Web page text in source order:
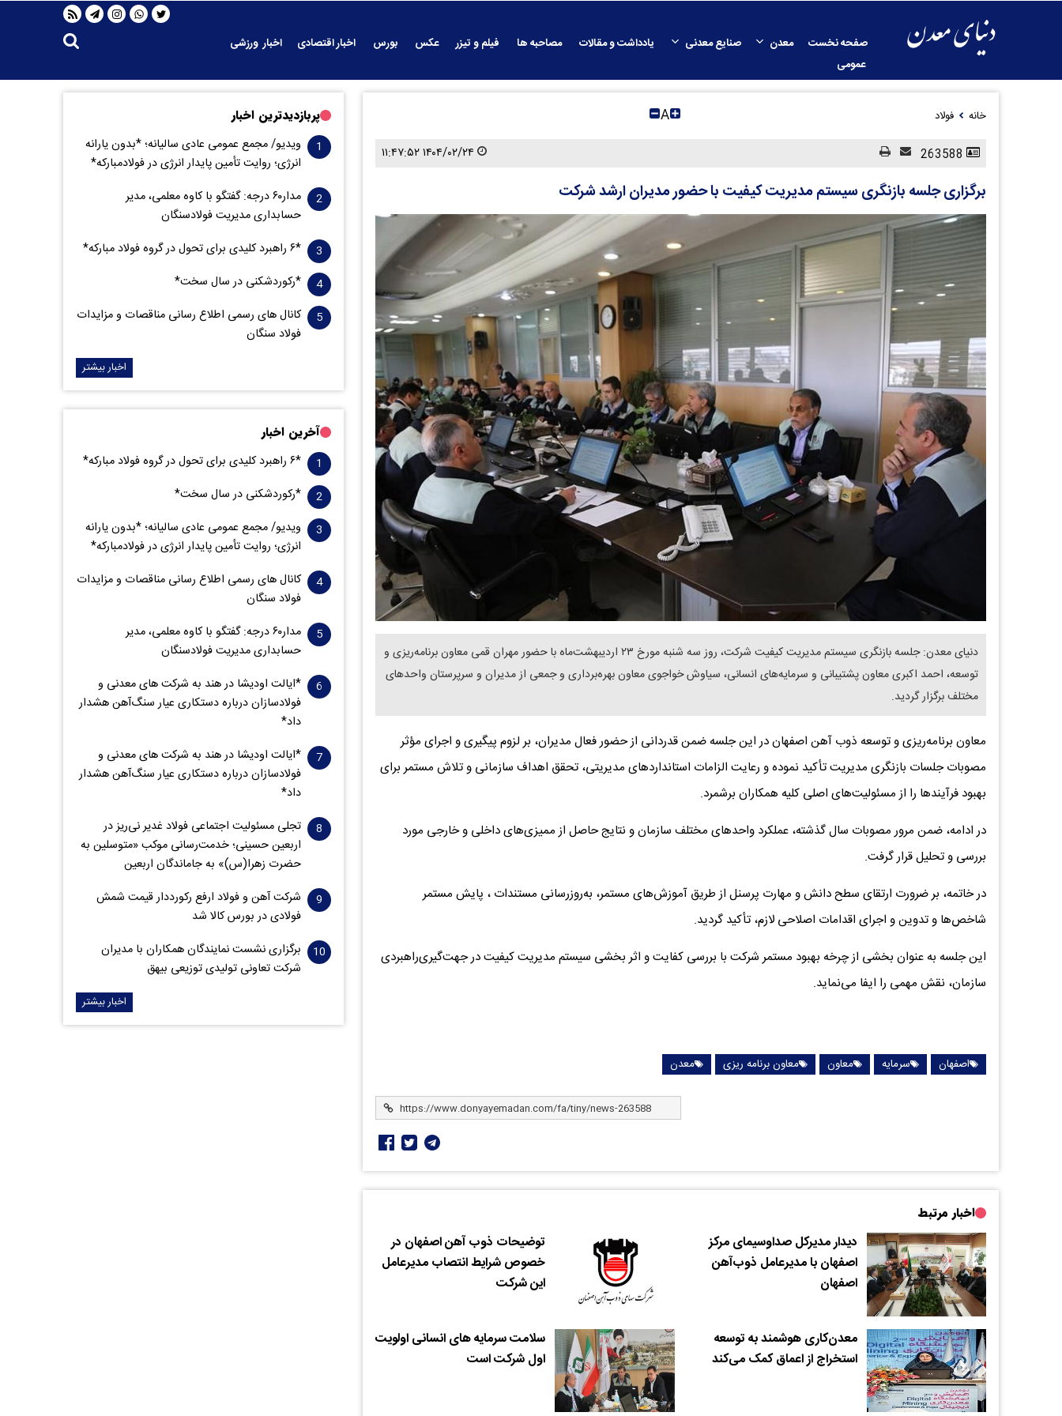
صفحه نخست معدن صنایع معدنی یادداشت و مقالات مصاحبه ها فیلم و تیزر عکس بورس اخبار اقتصادی
اخبار ورزشی
عمومی
خانه فولاد A
۱۴۰۴/۰۲/۲۴ ۱۱:۴۷:۵۲
برگزاری جلسه بازنگری سیستم مدیریت کیفیت با حضور مدیران ارشد شرکت
دنیای معدن: جلسه بازنگری سیستم مدیریت کیفیت شرکت، روز سه شنبه مورخ ۲۳ اردیبهشت‌ماه با حضور مهران قمی معاون برنامه‌ریزی و
توسعه، احمد اکبری معاون پشتیبانی و سرمایه‌های انسانی، سیاوش خواجوی معاون بهره‌برداری و جمعی از مدیران و سرپرستان واحدهای
مختلف برگزار گردید.
معاون برنامه‌ریزی و توسعه ذوب آهن اصفهان در این جلسه ضمن قدردانی از حضور فعال مدیران، بر لزوم پیگیری و اجرای مؤثر
مصوبات جلسات بازنگری مدیریت تأکید نموده و رعایت الزامات استانداردهای مدیریتی، تحقق اهداف سازمانی و تلاش مستمر برای
بهبود فرآیندها را از مسئولیت‌های اصلی کلیه همکاران برشمرد.
در ادامه، ضمن مرور مصوبات سال گذشته، عملکرد واحدهای مختلف سازمان و نتایج حاصل از ممیزی‌های داخلی و خارجی مورد
بررسی و تحلیل قرار گرفت.
در خاتمه، بر ضرورت ارتقای سطح دانش و مهارت پرسنل از طریق آموزش‌های مستمر، به‌روزرسانی مستندات ، پایش مستمر
شاخص‌ها و تدوین و اجرای اقدامات اصلاحی لازم، تأکید گردید.
این جلسه به عنوان بخشی از چرخه بهبود مستمر شرکت با بررسی کفایت و اثر بخشی سیستم مدیریت کیفیت در جهت‌گیری‌راهبردی
سازمان، نقش مهمی را ایفا می‌نماید.
اصفهان سرمایه معاون معاون برنامه ریزی معدن
اخبار مرتبط
دیدار مدیرکل صداوسیمای مرکز
اصفهان با مدیرعامل ذوب‌آهن
اصفهان
توضیحات ذوب آهن اصفهان در
خصوص شرایط انتصاب مدیرعامل
این شرکت
معدن‌کاری هوشمند به توسعه
استخراج از اعماق کمک ‌می‌کند
سلامت سرمایه های انسانی اولویت
اول شرکت است
پربازدیدترین اخبار
ویدیو/ مجمع عمومی عادی سالیانه؛ *بدون یارانه
انرژی؛ روایت تأمین پایدار انرژی در فولادمبارکه*
مدار‌۶٠ درجه: گفتگو با کاوه معلمی، مدیر
حسابداری مدیریت فولادسنگان
*۶ راهبرد کلیدی برای تحول در گروه فولاد مبارکه*
*رکوردشکنی در سال سخت*
کانال های رسمی اطلاع رسانی مناقصات و مزایدات
فولاد سنگان
اخبار بیشتر
آخرین اخبار
*۶ راهبرد کلیدی برای تحول در گروه فولاد مبارکه*
*رکوردشکنی در سال سخت*
ویدیو/ مجمع عمومی عادی سالیانه؛ *بدون یارانه
انرژی؛ روایت تأمین پایدار انرژی در فولادمبارکه*
کانال های رسمی اطلاع رسانی مناقصات و مزایدات
فولاد سنگان
مدار‌۶٠ درجه: گفتگو با کاوه معلمی، مدیر
حسابداری مدیریت فولادسنگان
*ایالت اودیشا در هند به شرکت های معدنی و
فولادسازان درباره دستکاری عیار سنگ‌آهن هشدار
داد*
*ایالت اودیشا در هند به شرکت های معدنی و
فولادسازان درباره دستکاری عیار سنگ‌آهن هشدار
داد*
تجلی مسئولیت اجتماعی فولاد غدیر نی‌ریز در
اربعین حسینی؛ خدمت‌رسانی موکب «متوسلین به
حضرت زهرا(س)» به جاماندگان اربعین
شرکت آهن و فولاد ارفع رکورددار قیمت شمش
فولادی در بورس کالا شد
برگزاری نشست نمایندگان همکاران با مدیران
شرکت تعاونی تولیدی توزیعی بیهق
اخبار بیشتر